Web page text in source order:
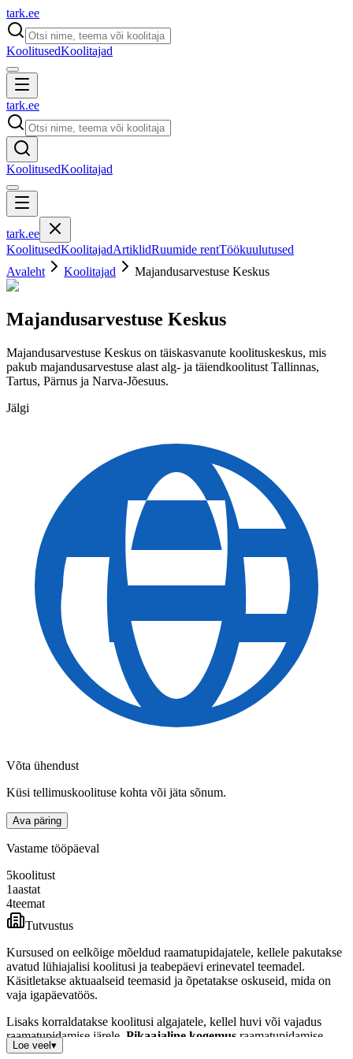
tark.ee
KoolitusedKoolitajad
tark.ee
KoolitusedKoolitajad
tark.ee
KoolitusedKoolitajadArtiklidRuumide rentTöökuulutused
Avaleht
Koolitajad Majandusarvestuse Keskus
Majandusarvestuse Keskus
Majandusarvestuse Keskus on täiskasvanute koolituskeskus, mis
pakub majandusarvestuse alast alg- ja täiendkoolitust Tallinnas,
Tartus, Pärnus ja Narva-Jõesuus.
Jälgi
Võta ühendust
Küsi tellimuskoolituse kohta või jäta sõnum.
Ava päring
Vastame tööpäeval
5koolitust
1aastat
4teemat
Tutvustus
Kursused on eelkõige mõeldud raamatupidajatele, kellele pakutakse
avatud lühiajalisi koolitusi ja teabepäevi erinevatel teemadel.
Käsitletakse aktuaalseid teemasid ja õpetatakse oskuseid, mida on
vaja igapäevatöös.
Lisaks korraldatakse koolitusi algajatele, kellel huvi või vajadus
raamatupidamise järele. Pikaajaline kogemus raamatupidamise
algkursuse korraldamisel ja koolitusel osalejate poolt antud kõrge
Loe veel ▾